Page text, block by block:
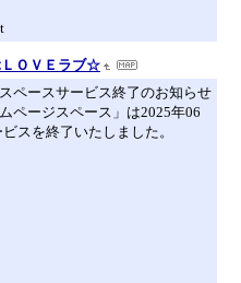
ＬＯＶＥラブ☆
ペースサービス終了のお知らせ
ページスペース」は2025年06
スを終了いたしました。